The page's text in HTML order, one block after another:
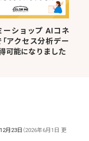
ーショップ AIコネ
「アクセス分析デー
可能になりました
月23日 （2026年6月1日 更